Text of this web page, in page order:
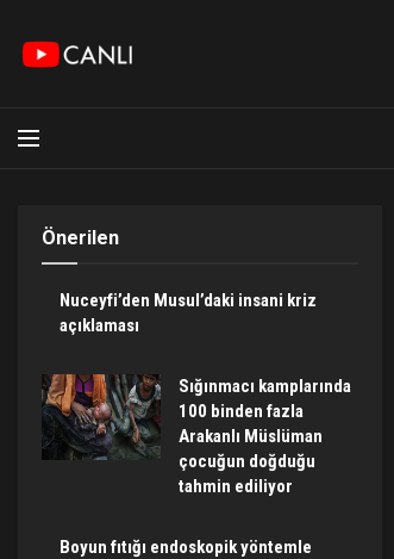
Önerilen
Nuceyfi’den Musul’daki insani kriz
açıklaması
Sığınmacı kamplarında
100 binden fazla
Arakanlı Müslüman
çocuğun doğduğu
tahmin ediliyor
Boyun fıtığı endoskopik yöntemle